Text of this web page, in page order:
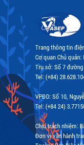
Trang thông tin
Cơ quan Chủ quản:
Trụ sở: Số 7 đường
Tel: (+84)
VPĐD: Số 10,
Tel: (+84 24)
Chịu trách nhiệm:
Đơn vị vận hành